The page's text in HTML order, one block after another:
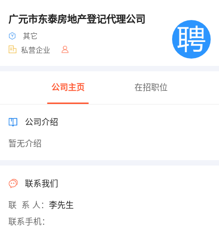
广元市东泰房地产登记代理公司
其它
私营企业
公司主页 在招职位
公司介绍
暂无介绍
联系我们
联 系 人： 李先生
联系手机：